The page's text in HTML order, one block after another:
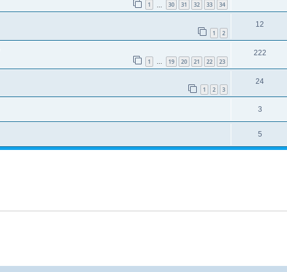
1 30 31 32 33 34
1 2
12
1 ... 19 20 21 22 23
222
1 2 3
24
3
5